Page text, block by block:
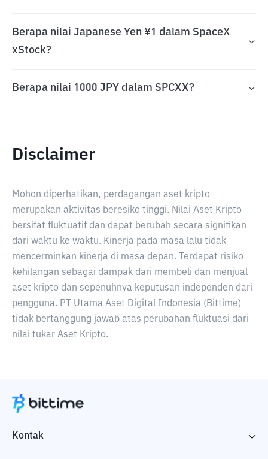
Berapa nilai Japanese Yen ¥1 dalam SpaceX
xStock?
Berapa nilai 1000 JPY dalam SPCXX?
Disclaimer
Mohon diperhatikan, perdagangan aset kripto
merupakan aktivitas beresiko tinggi. Nilai Aset Kripto
bersifat fluktuatif dan dapat berubah secara signifikan
dari waktu ke waktu. Kinerja pada masa lalu tidak
mencerminkan kinerja di masa depan. Terdapat risiko
kehilangan sebagai dampak dari membeli dan menjual
aset kripto dan sepenuhnya keputusan independen dari
pengguna. PT Utama Aset Digital Indonesia (Bittime)
tidak bertanggung jawab atas perubahan fluktuasi dari
nilai tukar Aset Kripto.
Kontak